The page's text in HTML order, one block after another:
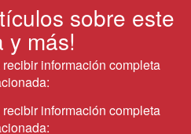
sobre este
y más!
información completa
información completa